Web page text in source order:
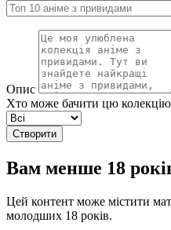
Опис
Хто може бачити цю
Створити
Вам менше 18
Цей контент може містити
молодших 18 років.